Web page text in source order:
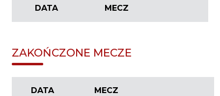
DATA MECZ
ZAKOŃCZONE MECZE
DATA MECZ